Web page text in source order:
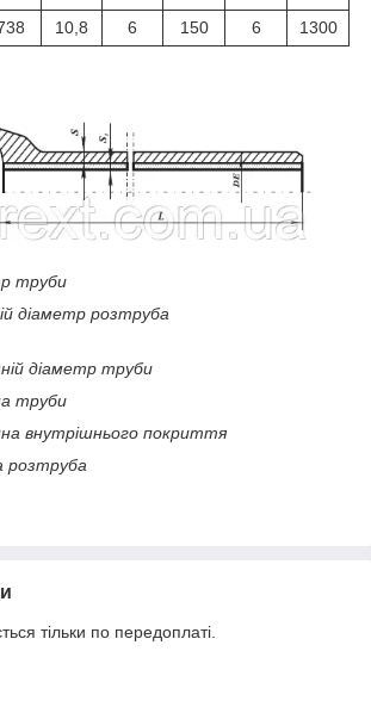
10,8 6 150 6 1300
труби
діаметр розтруба
діаметр труби
труби
внутрішнього покриття
розтруба
тільки по передоплаті.